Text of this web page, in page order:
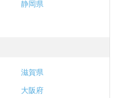
静岡県
滋賀県
大阪府